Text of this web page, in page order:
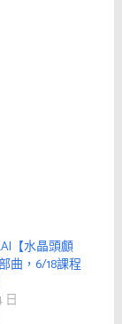
【水晶頭顱
曲，6/18課程
日